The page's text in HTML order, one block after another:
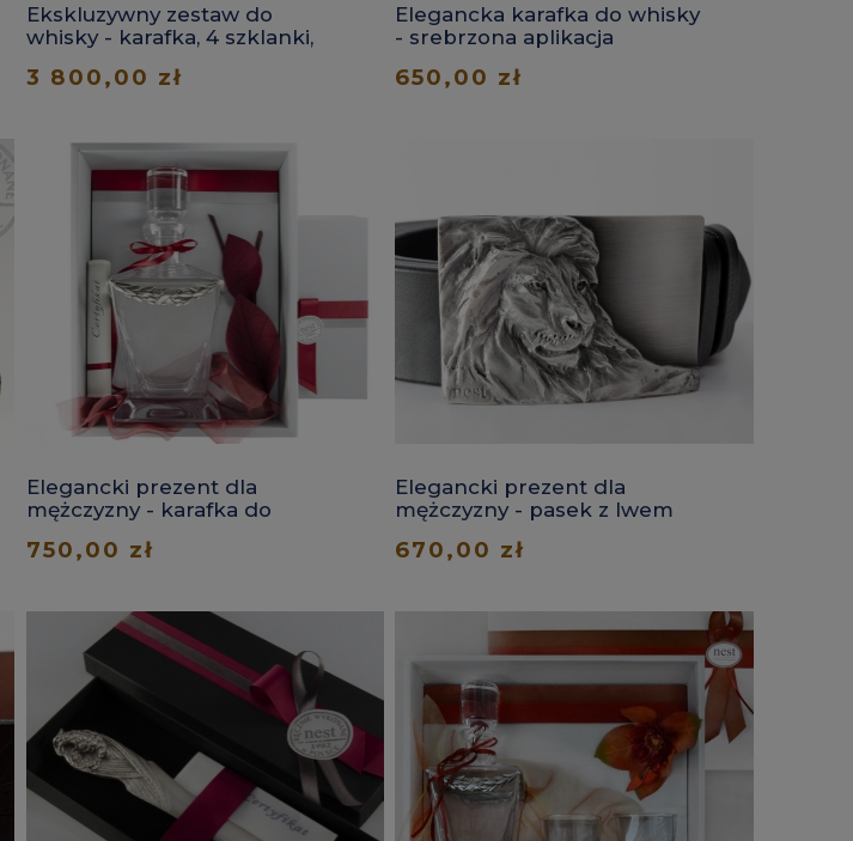
Ekskluzywny zestaw do
whisky - karafka, 4 szklanki,
3 800,00 zł
Elegancka karafka do whisky
- srebrzona aplikacja
650,00 zł
Elegancki prezent dla
mężczyzny - karafka do
750,00 zł
Elegancki prezent dla
mężczyzny - pasek z lwem
670,00 zł